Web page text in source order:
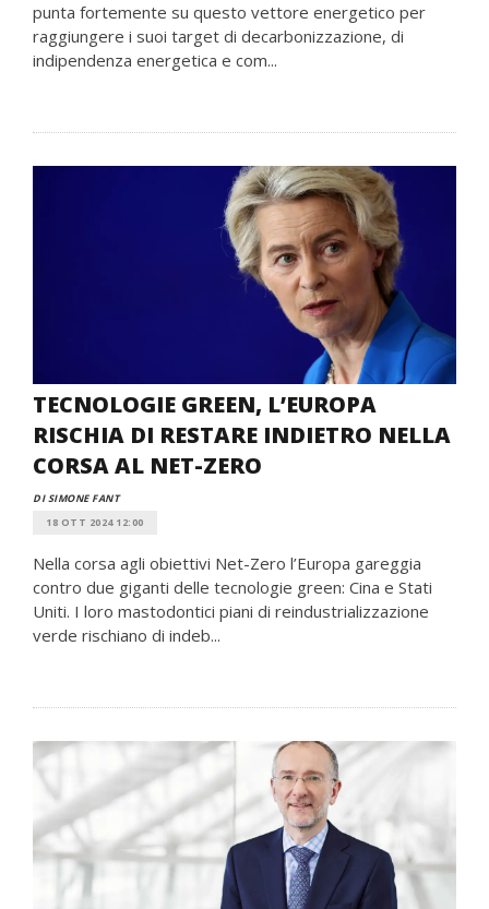
punta fortemente su questo vettore energetico per
raggiungere i suoi target di decarbonizzazione, di
indipendenza energetica e com...
TECNOLOGIE GREEN, L’EUROPA
RISCHIA DI RESTARE INDIETRO NELLA
CORSA AL NET-ZERO
DI SIMONE FANT
18 OTT 2024 12:00
Nella corsa agli obiettivi Net-Zero l’Europa gareggia
contro due giganti delle tecnologie green: Cina e Stati
Uniti. I loro mastodontici piani di reindustrializzazione
verde rischiano di indeb...